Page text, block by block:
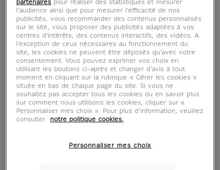
partenaires pour réaliser des statistiques et mesurer
l’audience ainsi que pour mesurer l’efficacité de nos
publicités, vous recommander des contenus personnalisés
sur le site, vous proposer des publicités adaptées à vos
centres d'intérêts, des contenus interactifs, des vidéos. A
l’exception de ceux nécessaires au fonctionnement du
site, les cookies ne peuvent être déposés qu’avec votre
consentement. Vous pouvez exprimer vos choix en
utilisant les boutons ci-après et changer d’avis à tout
moment en cliquant sur la rubrique « Gérer les cookies »
située en bas de chaque page du site. Si vous ne
souhaitez pas accepter tous les cookies ou en savoir plus
sur comment nous utilisons les cookies, cliquer sur «
Personnaliser mes choix ». Pour plus d’information, veuillez
consulter
notre politique cookies.
Personnaliser mes choix